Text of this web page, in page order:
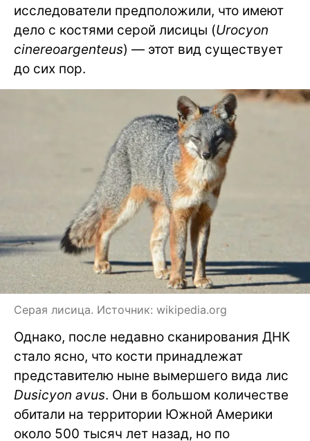
исследователи предположили, что имеют
дело с костями серой лисицы (Urocyon
cinereoargenteus) — этот вид существует
до сих пор.
Серая лисица. Источник: wikipedia.org
Однако, после недавно сканирования ДНК
стало ясно, что кости принадлежат
представителю ныне вымершего вида лис
Dusicyon avus. Они в большом количестве
обитали на территории Южной Америки
около 500 тысяч лет назад, но по